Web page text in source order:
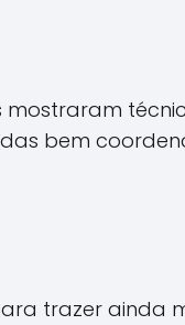
mostraram
bem
trazer ainda